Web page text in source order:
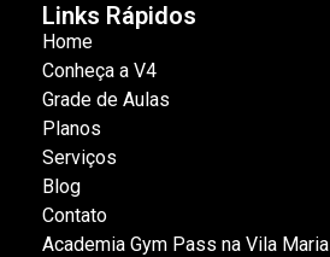
Links Rápidos
Home
Conheça a V4
Grade de Aulas
Planos
Serviços
Blog
Contato
Academia Gym Pass na Vila Maria